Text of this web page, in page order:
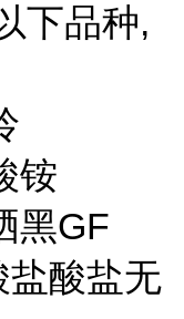
下品种,
铵
黑GF
盐酸盐无